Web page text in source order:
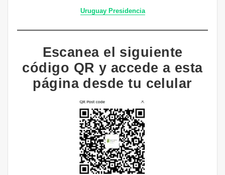
Uruguay Presidencia
Escanea el siguiente
código QR y accede a esta
página desde tu celular